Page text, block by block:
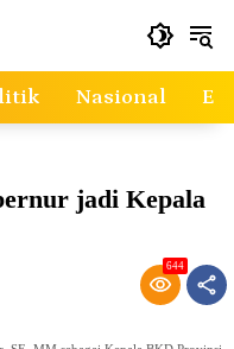
Nasional
jadi Kepala
644